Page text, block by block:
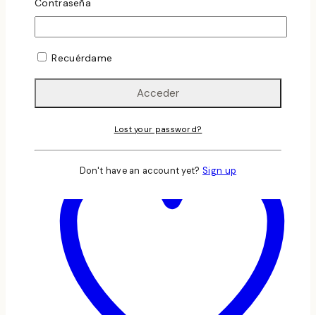
DIFERENTES UVAS Y ZONAS
APUNTATE A ESTE CURSO TAN INTERESANTE
Vista Rápida
Contraseña
Recuérdame
Lost your password?
Don't have an account yet? Sign up